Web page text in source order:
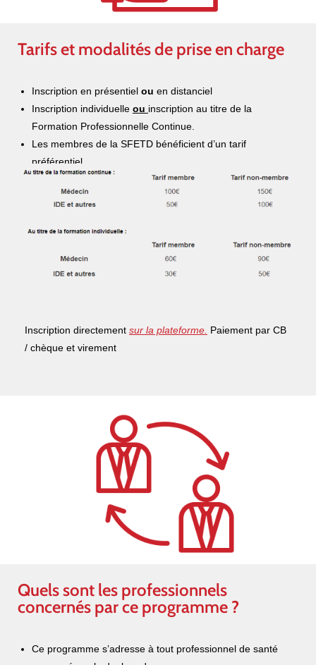
Tarifs et modalités de prise en charge
Inscription en présentiel ou en distanciel
Inscription individuelle ou inscription au titre de la
Formation Professionnelle Continue.
Les membres de la SFETD bénéficient d’un tarif
préférentiel
Au titre de la formation continue :
Inscription directement sur la plateforme Paiement par CB
/ chèque et virement
Quels sont les professionnels
concernés par ce programme ?
Ce programme s’adresse à tout professionnel de santé